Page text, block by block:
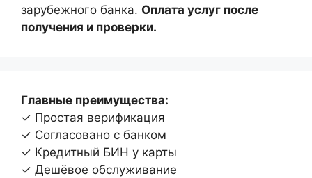
зарубежного банка. Оплата услуг после
получения и проверки.
Главные преимущества:
✓ Простая верификация
✓ Согласовано с банком
✓ Кредитный БИН у карты
✓ Дешёвое обслуживание